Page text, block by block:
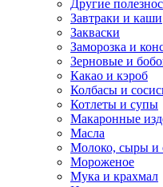
Другие
Завтраки и каши
Закваски
Заморозка и
Зерновые и
Какао и кэроб
Колбасы и
Котлеты и супы
Макаронные
Масла
Молоко, сыры и
Мороженое
Мука и крахмал